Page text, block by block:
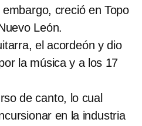
creció en Topo
León.
el acordeón y dio
la música y a los 17
de canto, lo cual
en la industria